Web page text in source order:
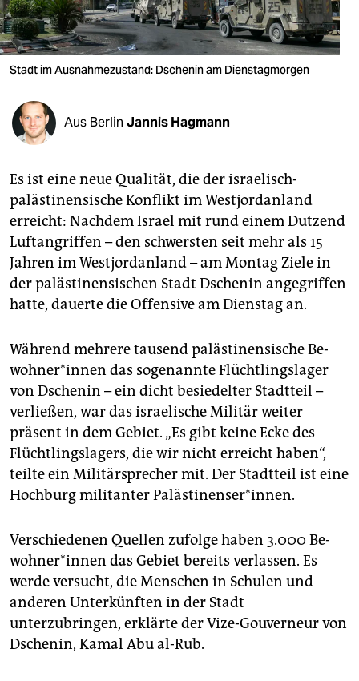
verlag
verlag
shop
fragen & hilfe
unterstützen
abo
genossenschaft
epaper login
Stadt im Ausnahmezustand: Dschenin am Dienstagmorgen
Aus Berlin Jannis Hagmann
Es ist eine neue Qualität, die der israelisch-
palästinensische Konflikt im Westjordanland
erreicht: Nachdem Israel mit rund einem Dutzend
Luftangriffen – den schwersten seit mehr als 15
Jahren im Westjordanland – am Montag Ziele in
der palästinensischen Stadt Dschenin angegriffen
hatte, dauerte die Offensive am Dienstag an.
Während mehrere tausend palästinensische Be­
woh­ne­r*in­nen das sogenannte Flüchtlingslager
von Dschenin – ein dicht besiedelter Stadtteil –
verließen, war das israelische Militär weiter
präsent in dem Gebiet. „Es gibt keine Ecke des
Flüchtlingslagers, die wir nicht erreicht haben“,
teilte ein Militärsprecher mit. Der Stadtteil ist eine
Hochburg militanter Palästinenser*innen.
Verschiedenen Quellen zufolge haben 3.000 Be­
woh­ne­r*in­nen das Gebiet bereits verlassen. Es
werde versucht, die Menschen in Schulen und
anderen Unterkünften in der Stadt
unterzubringen, erklärte der Vize-Gouverneur von
Dschenin, Kamal Abu al-Rub.